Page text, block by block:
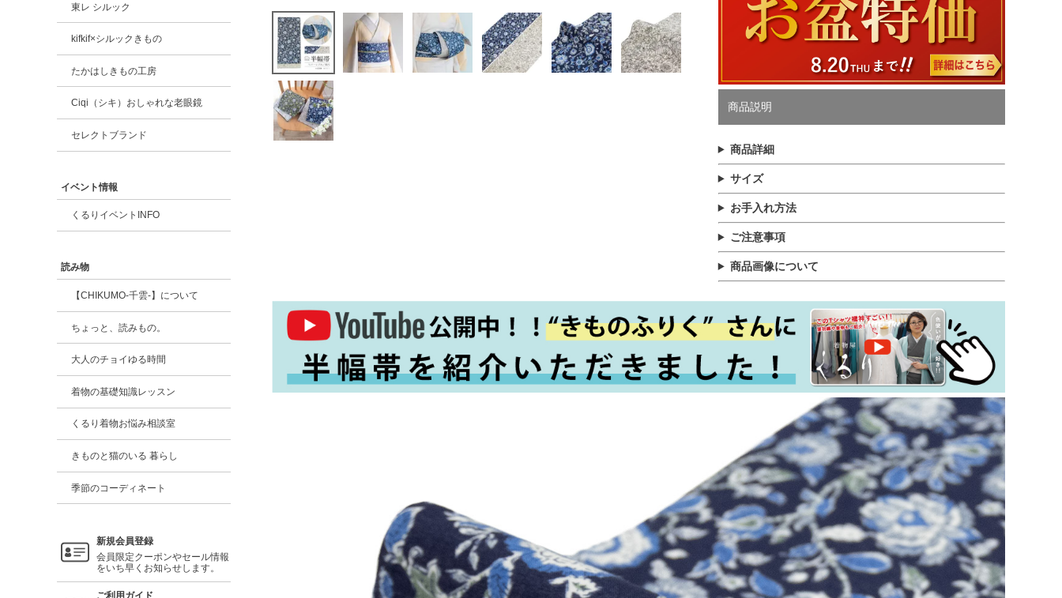
東レ シルック
kifkif×シルックきもの
たかはしきもの工房
Ciqi（シキ）おしゃれな老眼鏡
セレクトブランド
イベント情報
くるりイベントINFO
読み物
【CHIKUMO-千雲-】について
ちょっと、読みもの。
大人のチョイゆる時間
着物の基礎知識レッスン
くるり着物お悩み相談室
きものと猫のいる 暮らし
季節のコーディネート
新規会員登録
会員限定クーポンやセール情報
をいち早くお知らせします。
商品説明
商品詳細
サイズ
お手入れ方法
ご注意事項
商品画像について